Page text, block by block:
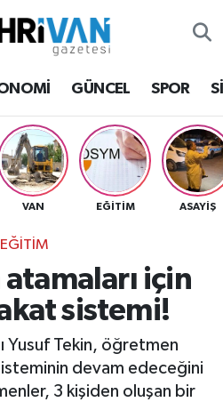
GÜNCEL SPOR
VAN EĞİTİM ASAYİŞ
EĞİTİM
için
sistemi!
Yusuf Tekin, öğretmen
devam edeceğini
3 kişiden oluşan bir
Haritası
ve Fikstür